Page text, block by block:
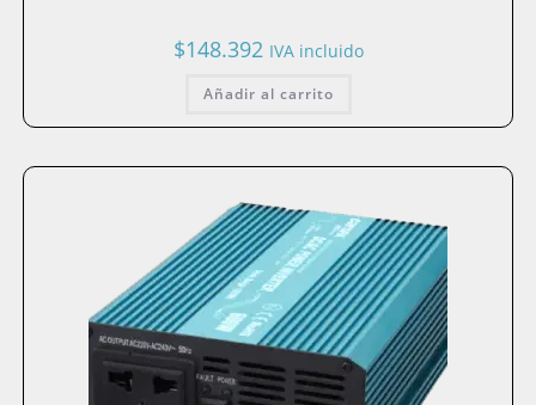
$148.392 IVA incluido
Añadir al carrito